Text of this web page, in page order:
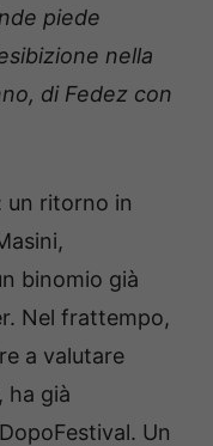
piede
nella
di Fedez con
un ritorno in
binomio già
Nel frattempo,
a valutare
ha già
Un